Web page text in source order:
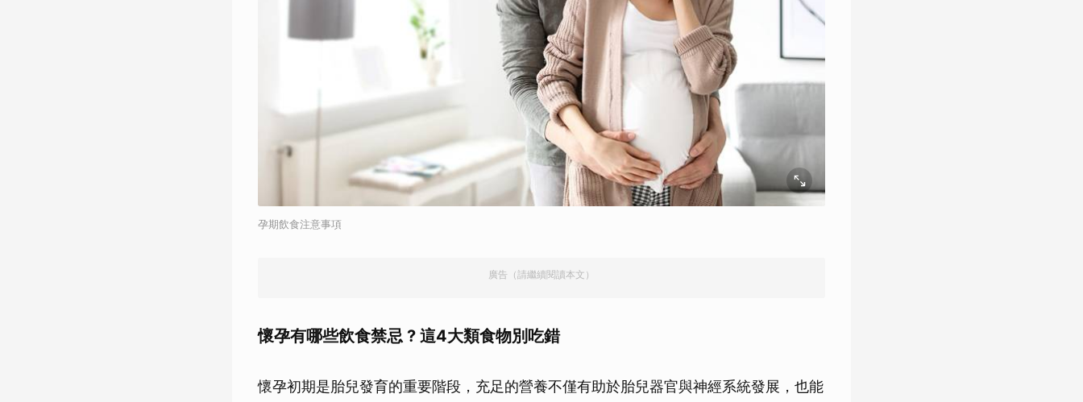
孕期飲食注意事項
廣告（請繼續閱讀本文）
懷孕有哪些飲食禁忌 ? 這4大類食物別吃錯
懷孕初期是胎兒發育的重要階段，充足的營養不僅有助於胎兒器官與神經系統發展，也能